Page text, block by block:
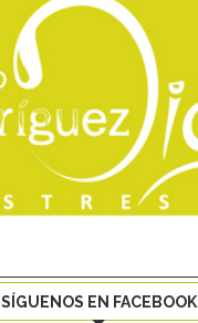
SÍGUENOS EN FACEBOOK